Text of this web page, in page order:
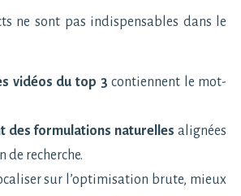
ne sont pas indispensables dans le
vidéos du top 3 contiennent le mot-
des formulations naturelles alignées
de recherche.
sur l’optimisation brute, mieux